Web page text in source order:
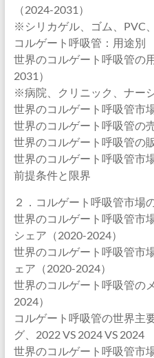
（2024-2031）
※シリカゲル、ゴム、PVC
コルゲート呼吸管：用途別
世界のコルゲート呼吸管の
2031）
※病院、クリニック、ナー
世界のコルゲート呼吸管市
世界のコルゲート呼吸管の
世界のコルゲート呼吸管の
世界のコルゲート呼吸管市
前提条件と限界
２．コルゲート呼吸管市場
世界のコルゲート呼吸管市
シェア（2020-2024）
世界のコルゲート呼吸管市
ェア（2020-2024）
世界のコルゲート呼吸管の
2024）
コルゲート呼吸管の世界主
グ、2022 VS 2024 VS 2024
世界のコルゲート呼吸管市